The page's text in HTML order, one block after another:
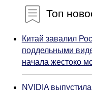
Топ
Китай завалил
поддельными
начала жестоко
NVIDIA